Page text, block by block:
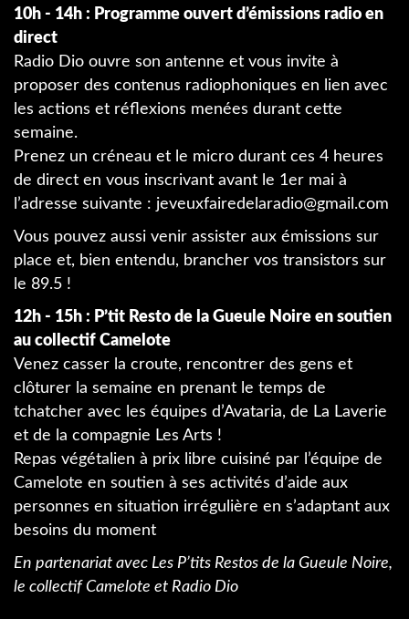
10h - 14h : Programme ouvert d’émissions radio en
direct
Radio Dio ouvre son antenne et vous invite à
proposer des contenus radiophoniques en lien avec
les actions et réflexions menées durant cette
semaine.
Prenez un créneau et le micro durant ces 4 heures
de direct en vous inscrivant avant le 1er mai à
l’adresse suivante : jeveuxfairedelaradio@gmail.com
Vous pouvez aussi venir assister aux émissions sur
place et, bien entendu, brancher vos transistors sur
le 89.5 !
12h - 15h : P’tit Resto de la Gueule Noire en soutien
au collectif Camelote
Venez casser la croute, rencontrer des gens et
clôturer la semaine en prenant le temps de
tchatcher avec les équipes d’Avataria, de La Laverie
et de la compagnie Les Arts !
Repas végétalien à prix libre cuisiné par l’équipe de
Camelote en soutien à ses activités d’aide aux
personnes en situation irrégulière en s’adaptant aux
besoins du moment
En partenariat avec Les P’tits Restos de la Gueule Noire,
le collectif Camelote et Radio Dio